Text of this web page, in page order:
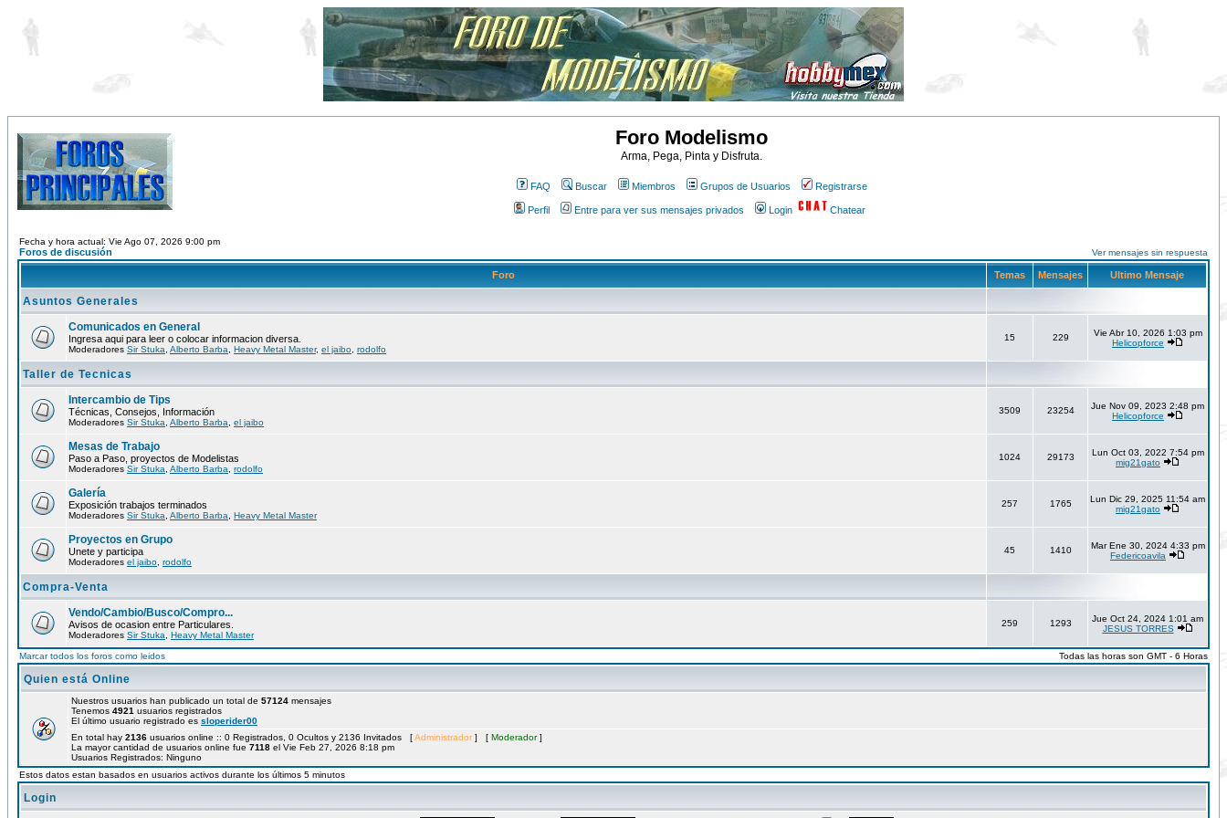
Foro Modelismo
Arma, Pega, Pinta y Disfruta.
FAQ Buscar Miembros Grupos de Usuarios Registrarse
Perfil Entre para ver sus mensajes privados Login Chatear
Fecha y hora actual: Vie Ago 07, 2026 9:00 pm
Foros de discusión Ver mensajes sin respuesta
Foro Temas Mensajes Ultimo Mensaje
Asuntos Generales
Comunicados en General
Ingresa aqui para leer o colocar informacion diversa.
Moderadores Sir Stuka Alberto Barba Heavy Metal Master, el jaibo rodolfo
15 229
Vie Abr 10, 2026 1:03 pm
Helicopforce
Taller de Tecnicas
Intercambio de Tips
Técnicas, Consejos, Información
Moderadores Sir Stuka Alberto Barba el jaibo
3509 23254
Jue Nov 09, 2023 2:48 pm
Helicopforce
Mesas de Trabajo
Paso a Paso, proyectos de Modelistas
Moderadores Sir Stuka Alberto Barba rodolfo
1024 29173
Lun Oct 03, 2022 7:54 pm
mig21gato
Galería
Exposición trabajos terminados
Moderadores Sir Stuka Alberto Barba Heavy Metal Master
257 1765
Lun Dic 29, 2025 11:54 am
mig21gato
Proyectos en Grupo
Unete y participa
Moderadores el jaibo rodolfo
45 1410
Mar Ene 30, 2024 4:33 pm
Federicoavila
Compra-Venta
Vendo/Cambio/Busco/Compro...
Avisos de ocasion entre Particulares.
Moderadores Sir Stuka Heavy Metal Master
259 1293
Jue Oct 24, 2024 1:01 am
JESUS TORRES
Marcar todos los foros como leidos Todas las horas son GMT - 6 Horas
Quien está Online
Nuestros usuarios han publicado un total de 57124 mensajes
Tenemos 4921 usuarios registrados
El último usuario registrado es sloperider00
En total hay 2136 usuarios online :: 0 Registrados, 0 Ocultos y 2136 Invitados [Administrador ] [ Moderador]
La mayor cantidad de usuarios online fue 7118 el Vie Feb 27, 2026 8:18 pm
Usuarios Registrados: Ninguno
Estos datos estan basados en usuarios activos durante los últimos 5 minutos
Login